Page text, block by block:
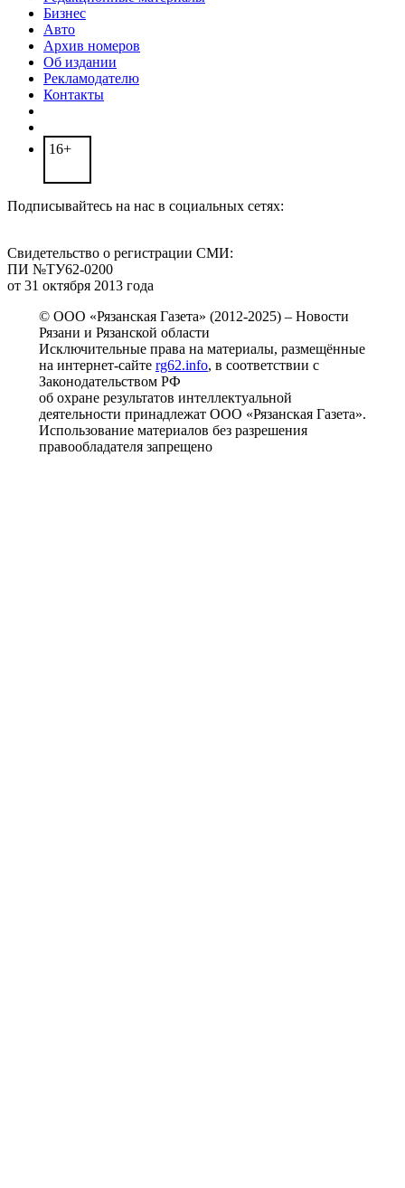
Бизнес
Авто
Архив номеров
Об издании
Рекламодателю
Контакты
16+
Подписывайтесь на нас в социальных сетях:
Свидетельство о регистрации СМИ:
ПИ №ТУ62-0200
от 31 октября 2013 года
© ООО «Рязанская Газета» (2012-2025) – Новости
Рязани и Рязанской области
Исключительные права на материалы, размещённые
на интернет-сайте rg62.info, в соответствии с
Законодательством РФ
об охране результатов интеллектуальной
деятельности принадлежат ООО «Рязанская Газета».
Использование материалов без разрешения
правообладателя запрещено